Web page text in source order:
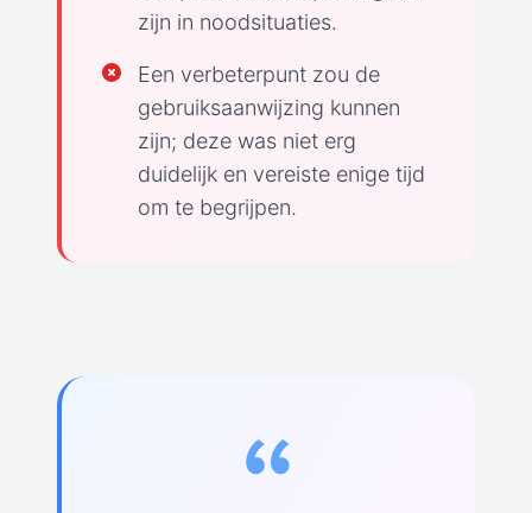
zijn in noodsituaties.
Een verbeterpunt zou de
gebruiksaanwijzing kunnen
zijn; deze was niet erg
duidelijk en vereiste enige tijd
om te begrijpen.